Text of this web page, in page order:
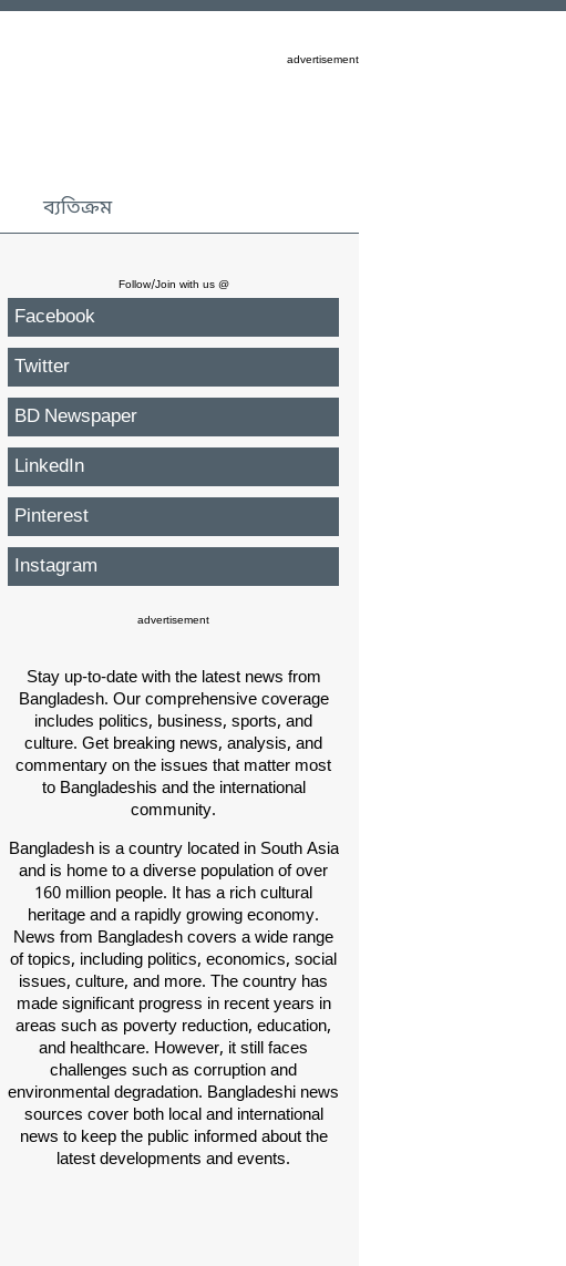
advertisement
ব্যতিক্রম
Follow/Join with us @
Facebook
Twitter
BD Newspaper
LinkedIn
Pinterest
Instagram
advertisement
Stay up-to-date with the latest news from
Bangladesh. Our comprehensive coverage
includes politics, business, sports, and
culture. Get breaking news, analysis, and
commentary on the issues that matter most
to Bangladeshis and the international
community.
Bangladesh is a country located in South Asia
and is home to a diverse population of over
160 million people. It has a rich cultural
heritage and a rapidly growing economy.
News from Bangladesh covers a wide range
of topics, including politics, economics, social
issues, culture, and more. The country has
made significant progress in recent years in
areas such as poverty reduction, education,
and healthcare. However, it still faces
challenges such as corruption and
environmental degradation. Bangladeshi news
sources cover both local and international
news to keep the public informed about the
latest developments and events.